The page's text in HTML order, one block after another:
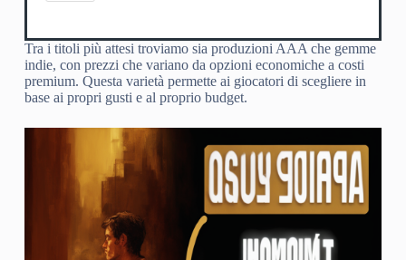
Tra i titoli più attesi troviamo sia produzioni AAA che gemme
indie, con prezzi che variano da opzioni economiche a costi
premium. Questa varietà permette ai giocatori di scegliere in
base ai propri gusti e al proprio budget.